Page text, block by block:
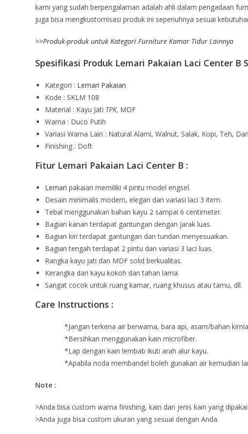
kami yang sudah berpengalaman adalah ahli dalam pengadaan
juga bisa mengkustomisasi produk ini sepenuhnya sesuai
>>Produk-produk untuk Kategori Furniture Kamar Tidur Lainnya
Spesifikasi Produk Lemari Pakaian Laci Center B
Kategori : Lemari Pakaian
Kode : SKLM 108
Material : Kayu Jati TPK, MDF
Warna : Duco Putih
Variasi Warna Lain : Natural Alami, Walnut, Salak, Kopi, Teh,
Finishing : Doft
Fitur Lemari Pakaian Laci Center B :
Lemari pakaian memiliki 4 pintu model engsel.
Desain minimalis modern, elegan dan variasi laci 3 item.
Tebal menggunakan bahan kayu 2 sampai 6 centimeter.
Bagian kanan terdapat gantungan dengan jarak luas.
Bagian kiri terdapat gantungan dan tundan menyesuaikan.
Bagian tengah terdapat 2 pintu dan variasi 3 laci luas.
Rangka kayu jati dan MDF solid berkualitas.
Kerangka dari kayu kokoh dan tahan lama.
Sangat cocok untuk ruang kamar, ruang khusus atau tamu, dll.
Care Instructions :
*Jangan terkena air berwarna, bara api, asam/bahan
*Bersihkan menggunakan kain microfiber.
*Lap dengan kain lembab ikuti arah alur kayu.
*Apabila noda membandel boleh gunakan air kemudian
Note :
>Anda bisa custom warna finishing, kain dan jenis kain yang
>Anda juga bisa custom ukuran yang sesuai dengan Anda.